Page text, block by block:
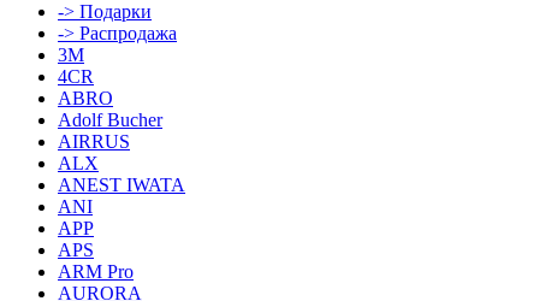
-> Подарки
-> Распродажа
3M
4CR
ABRO
Adolf Bucher
AIRRUS
ALX
ANEST IWATA
ANI
APP
APS
ARM Pro
AURORA